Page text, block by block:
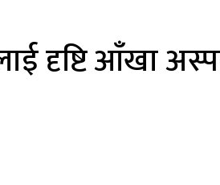
दृष्टि आँखा